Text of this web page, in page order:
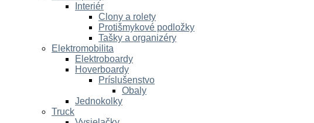
Interiér
Clony a rolety
Protišmykové podložky
Tašky a organizéry
Elektromobilita
Elektroboardy
Hoverboardy
Príslušenstvo
Obaly
Jednokolky
Truck